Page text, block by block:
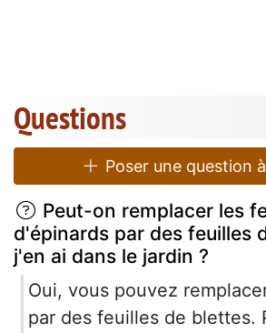
Questions
Poser une question
Peut-on remplacer les
d'épinards par des feuilles
j'en ai dans le jardin ?
Oui, vous pouvez
par des feuilles de blettes.